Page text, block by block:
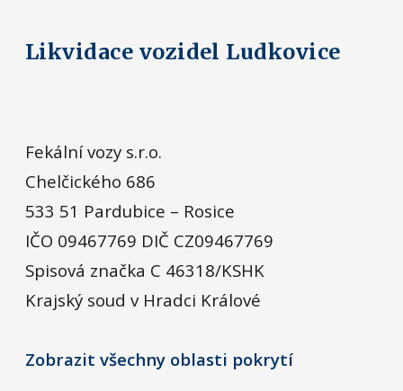
Likvidace vozidel Ludkovice
Fekální vozy s.r.o.
Chelčického 686
533 51 Pardubice – Rosice
IČO 09467769 DIČ CZ09467769
Spisová značka C 46318/KSHK
Krajský soud v Hradci Králové
Zobrazit všechny oblasti pokrytí